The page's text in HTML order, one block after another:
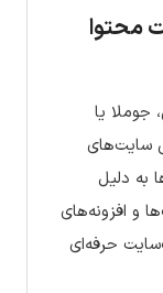
محتوا
یا
سایت‌های
به دلیل
و افزونه‌های
حرفه‌ای